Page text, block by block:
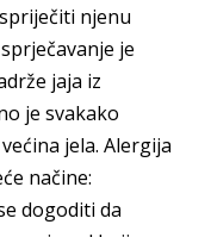
njenu
je
jaja iz
je svakako
jela. Alergija
načine:
dogoditi da